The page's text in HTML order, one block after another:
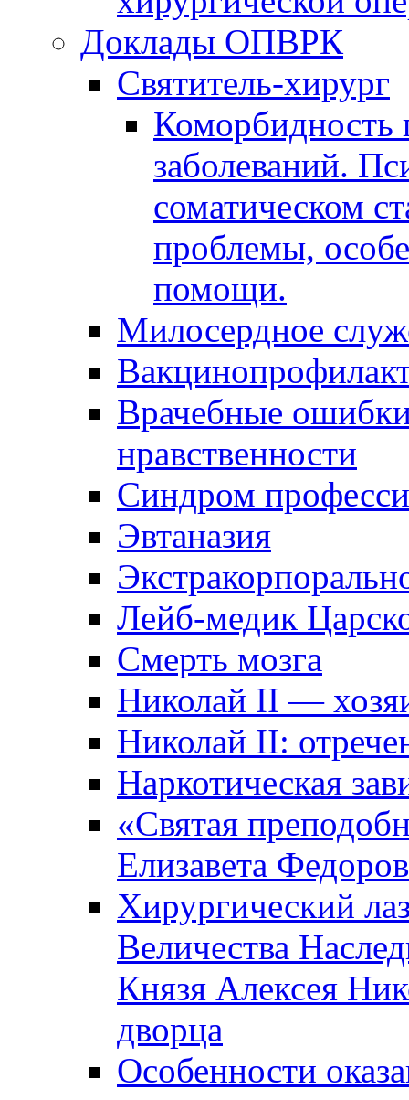
Доклады ОПВРК
Святитель-хирург
Коморбидность
заболеваний.
соматическом
проблемы,
помощи.
Милосердное
Врачебные ошибки
нравственности
Синдром
Эвтаназия
Лейб-медик
Смерть мозга
Николай II —
Николай II:
Наркотическая
«Святая
Елизавета
Хирургический
Величества
Князя Алексея
дворца
Особенности